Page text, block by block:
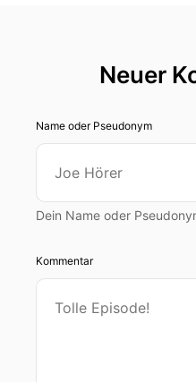
Neuer
Name oder Pseudonym
Dein Name oder
Kommentar